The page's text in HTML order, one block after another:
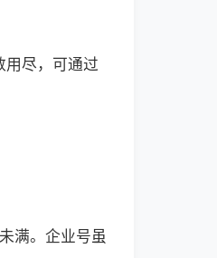
用尽，可通过
满。企业号虽